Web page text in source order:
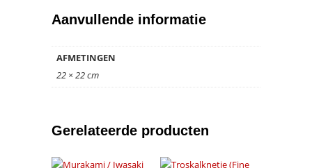
Aanvullende informatie
AFMETINGEN
22 × 22 cm
Gerelateerde producten